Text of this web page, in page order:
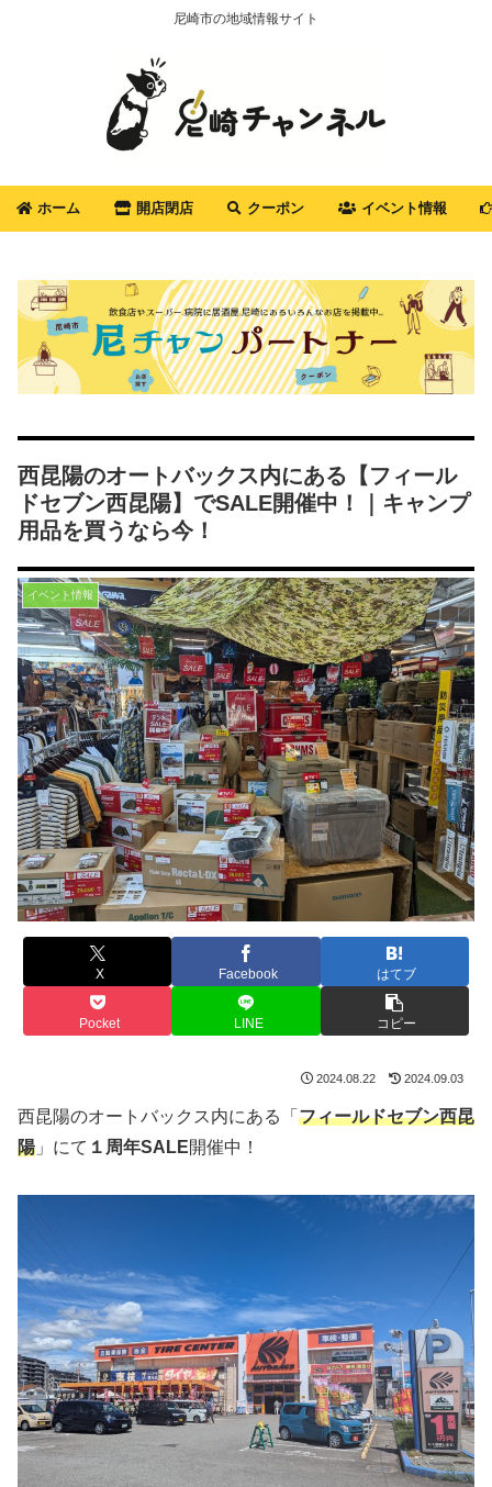
尼崎市の地域情報サイト
ホーム 開店閉店 クーポン イベント情報
西昆陽のオートバックス内にある【フィール
ドセブン西昆陽】でSALE開催中！｜キャンプ
用品を買うなら今！
イベント情報
X Facebook はてブ
Pocket LINE コピー
2024.08.22 2024.09.03
西昆陽のオートバックス内にある「 フィールドセブン西昆
陽 」にて １周年SALE開催中！